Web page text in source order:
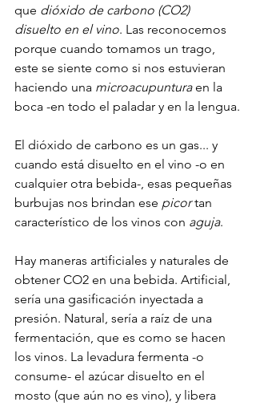
que dióxido de carbono (CO2)
disuelto en el vino. Las reconocemos
porque cuando tomamos un trago,
este se siente como si nos estuvieran
haciendo una microacupuntura en la
boca -en todo el paladar y en la lengua.
El dióxido de carbono es un gas... y
cuando está disuelto en el vino -o en
cualquier otra bebida-, esas pequeñas
burbujas nos brindan ese picor tan
característico de los vinos con aguja.
Hay maneras artificiales y naturales de
obtener CO2 en una bebida. Artificial,
sería una gasificación inyectada a
presión. Natural, sería a raíz de una
fermentación, que es como se hacen
los vinos. La levadura fermenta -o
consume- el azúcar disuelto en el
mosto (que aún no es vino), y libera